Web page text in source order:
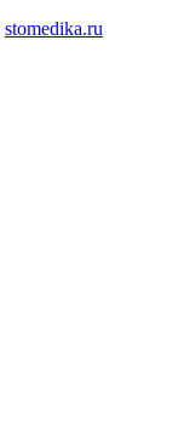
stomedika.ru